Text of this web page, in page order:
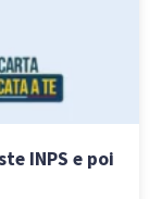
INPS e poi